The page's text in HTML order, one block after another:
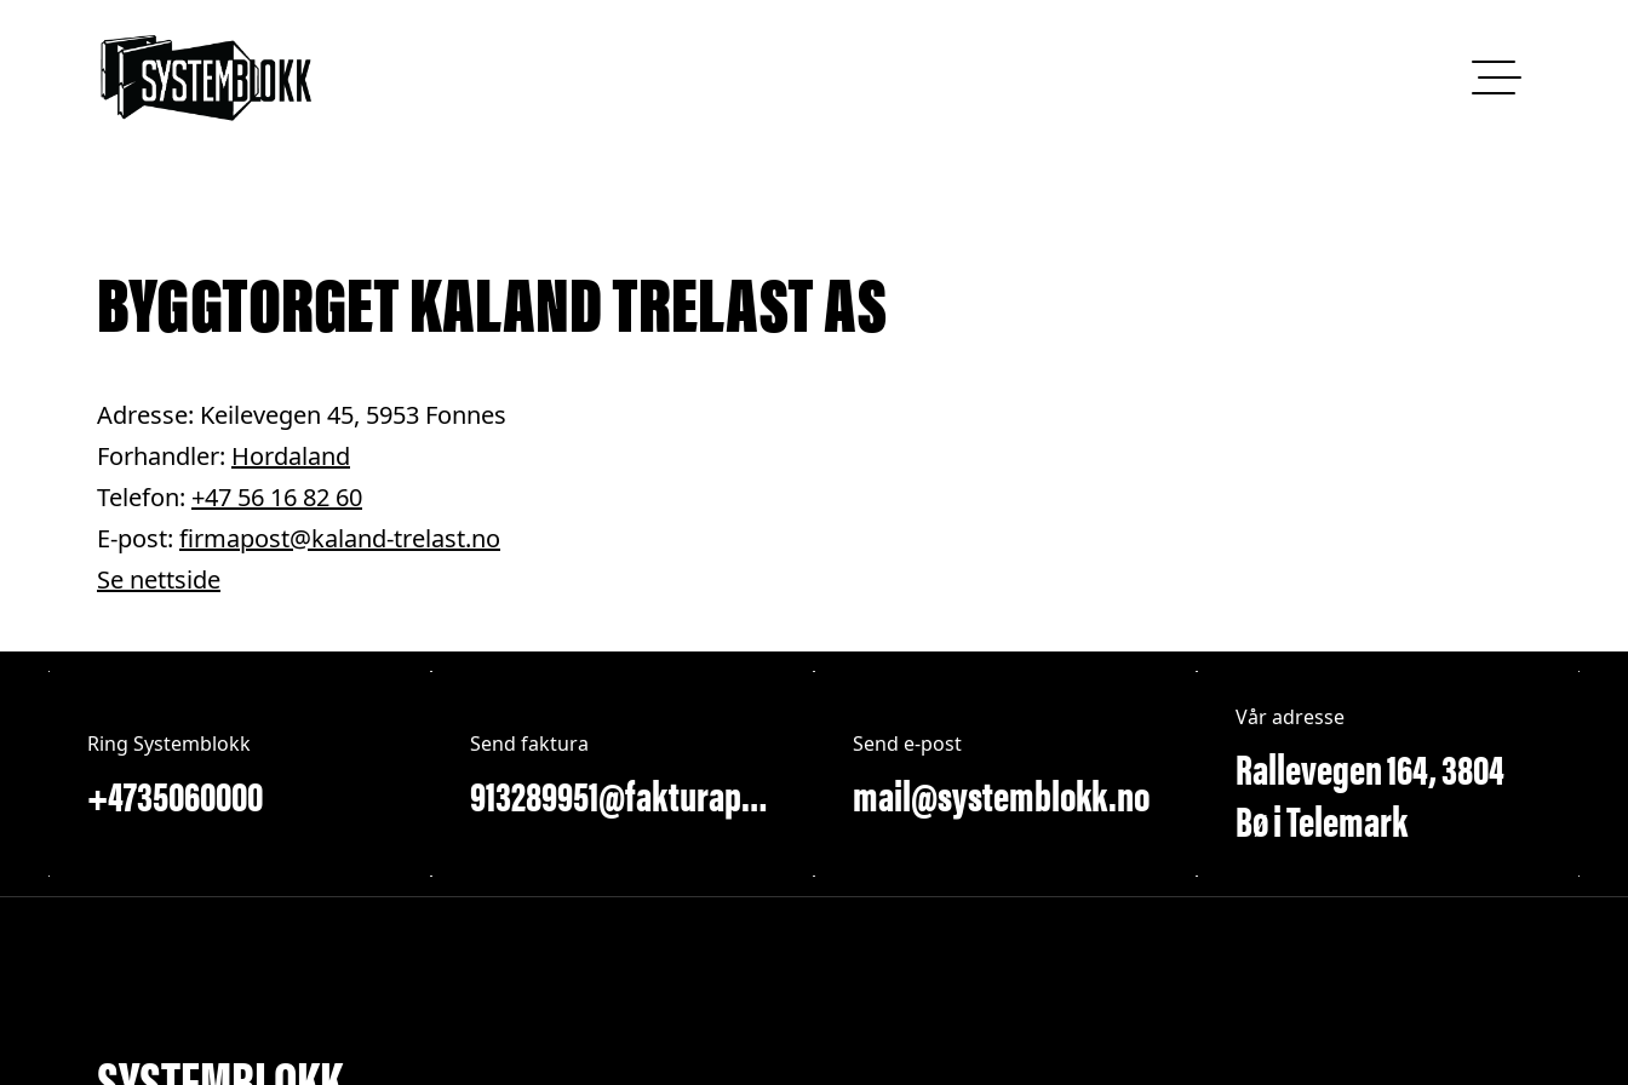
BYGGTORGET KALAND TRELAST AS
Adresse: Keilevegen 45, 5953 Fonnes
Forhandler: Hordaland
Telefon: +47 56 16 82 60
E-post: firmapost@kaland-trelast.no
Se nettside
Ring Systemblokk
+4735060000
Send faktura
913289951@fakturapost.no
Send e-post
mail@systemblokk.no
Vår adresse
Rallevegen 164, 3804
Bø i Telemark